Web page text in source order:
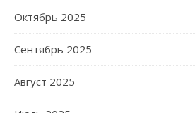
Октябрь 2025
Сентябрь 2025
Август 2025